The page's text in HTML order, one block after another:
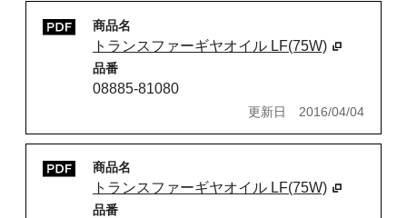
商品名
トランスファーギヤオイル LF(75W)
品番
08885-81080
更新日 2016/04/04
商品名
トランスファーギヤオイル LF(75W)
品番